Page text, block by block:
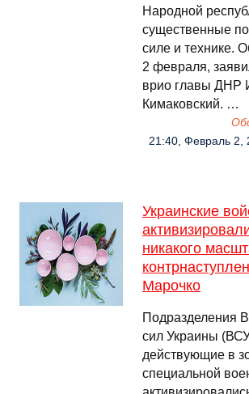
Народной
существенные
силе и технике.
2 февраля,
врио главы ДНР
Кимаковский. …
21:40, Февраль 2,
Украинские
никакого
Марочко
Подразделения
сил Украины
действующие в
специальной